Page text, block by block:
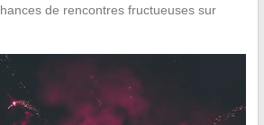
de rencontres fructueuses sur